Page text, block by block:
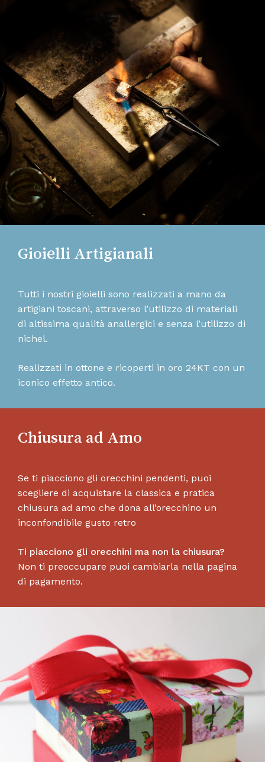
Gioielli Artigianali
Tutti i nostri gioielli sono realizzati a mano da
artigiani toscani, attraverso l’utilizzo di materiali
di altissima qualità anallergici e senza l’utilizzo di
nichel.
Realizzati in ottone e ricoperti in oro 24KT con un
iconico effetto antico.
Chiusura ad Amo
Se ti piacciono gli orecchini pendenti, puoi
scegliere di acquistare la classica e pratica
chiusura ad amo che dona all’orecchino un
inconfondibile gusto retro
Ti piacciono gli orecchini ma non la chiusura?
Non ti preoccupare puoi cambiarla nella pagina
di pagamento.